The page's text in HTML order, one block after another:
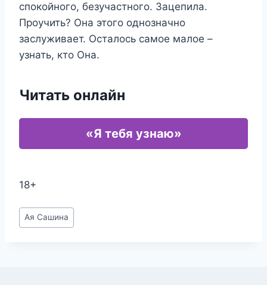
спокойного, безучастного. Зацепила.
Проучить? Она этого однозначно
заслуживает. Осталось самое малое –
узнать, кто Она.
Читать онлайн
«Я тебя узнаю»
18+
Метки
записи:
Ая Сашина